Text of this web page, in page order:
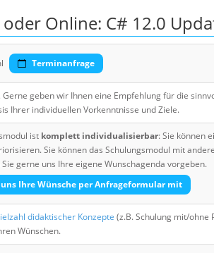
Online: C# 12.0
Terminanfrage
Gerne geben wir Ihnen eine Empfehlung für die
Ihrer individuellen Vorkenntnisse und Ziele.
ist komplett individualisierbar: Sie können
Sie können das Schulungsmodul mit
gerne uns Ihre eigene Wunschagenda vorgeben.
Ihre Wünsche per Anfrageformular mit
didaktischer Konzepte (z.B. Schulung mit/ohne
Wünschen.